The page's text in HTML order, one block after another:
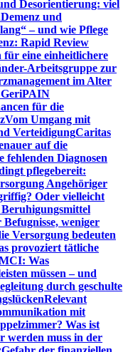
Desorientierung: viel
Demenz und
– und wie Pflege
Rapid Review
eine einheitlichere
Arbeitsgruppe zur
im Alter
GeriPAIN
für die
Vom Umgang mit
VerteidigungCaritas
auf die
fehlenden Diagnosen
pflegebereit:
Angehöriger
Oder vielleicht
weniger
Versorgung bedeuten
provoziert tätliche
Was
müssen – und
durch geschulte
Relevant
mit
Was ist
werden muss in der